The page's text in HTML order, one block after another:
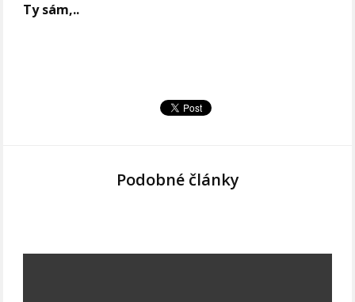
Ty sám,..
Podobné články